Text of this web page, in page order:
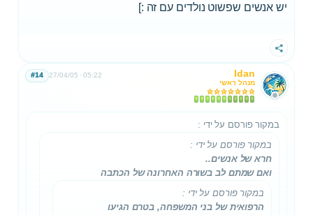
יש אנשים שפשוט נולדים עם זה :]
שתף
Idan
מנהל ראשי
27/04/05 05:22
#14
במקור פורסם על ידי :
במקור פורסם על ידי :
חרא של אנשים..
ואם שמתם לב בשורה האחרונה של הכתבה
במקור פורסם על ידי :
הרפואית של בני המשפחה, בטרם הגיעו